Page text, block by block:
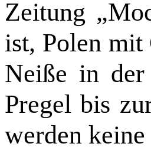
Zeitung
ist, Polen mit
Neiße in der
Pregel bis
werden